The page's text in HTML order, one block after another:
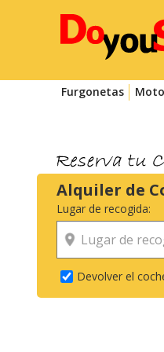
Furgonetas
Alquiler de
Lugar de recogida:
Devolver el